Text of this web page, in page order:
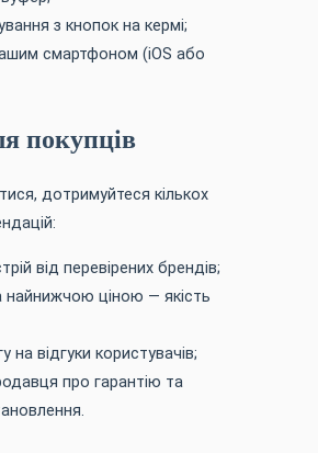
з кнопок на кермі;
вашим смартфоном (iOS або
покупців
дотримуйтеся кількох
від перевірених брендів;
найнижчою ціною — якість
на відгуки користувачів;
про гарантію та